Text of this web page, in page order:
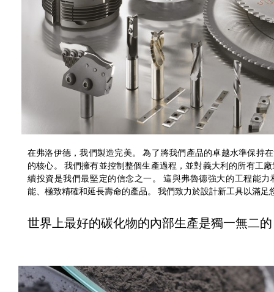
在弗洛伊德，我們製造完美。 為了將我們產品的卓越水準保持
的核心。 我們擁有並控制整個生產過程，並對義大利的所有工
續投資是我們最堅定的信念之一。 這與弗魯德強大的工程能
能、極致精確和延長壽命的產品。 我們致力於設計新工具以滿
世界上最好的碳化物的內部生產是獨一無二的